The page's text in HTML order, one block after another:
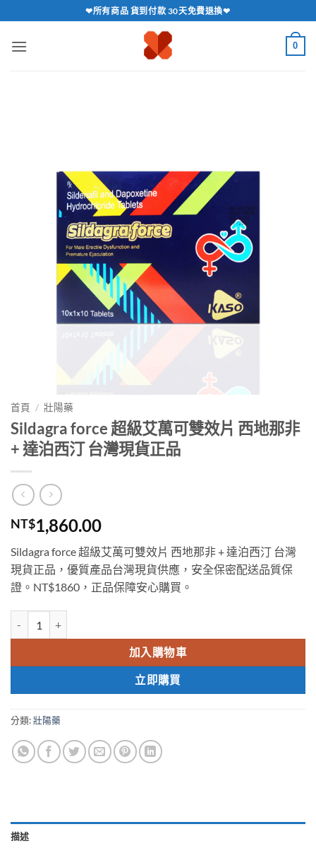
轉
❤所有商品 貨到付款 30天免費退換❤
0
首頁 / 壯陽藥
Sildagra force 超級艾萬可雙效片 西地那非
+ 達泊西汀 台灣現貨正品
NT$1,860.00
Sildagra force 超級艾萬可雙效片 西地那非 + 達泊西汀 台灣
現貨正品，優質產品台灣現貨供應，安全保密配送品質保
證。NT$1860，正品保障安心購買。
加入購物車
立即購買
分類:壯陽藥
描述